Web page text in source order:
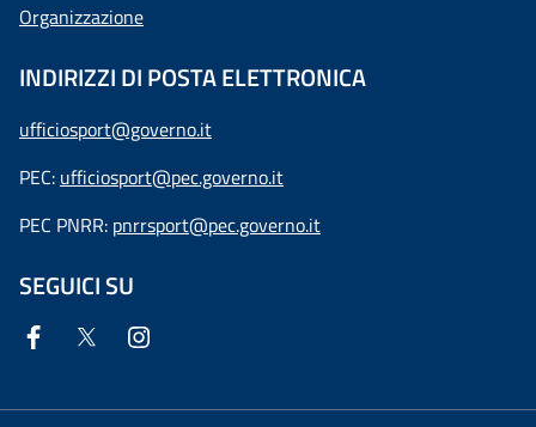
Organizzazione
INDIRIZZI DI POSTA ELETTRONICA
ufficiosport@governo.it
PEC: ufficiosport@pec.governo.it
PEC PNRR: pnrrsport@pec.governo.it
SEGUICI SU